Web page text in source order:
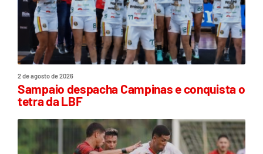
2 de agosto de 2026
Sampaio despacha Campinas e conquista o
tetra da LBF